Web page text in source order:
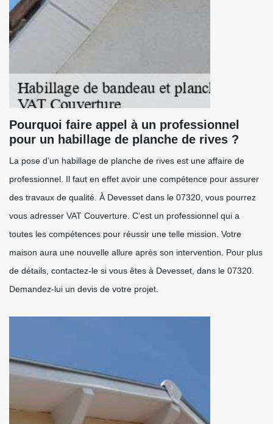
Pourquoi faire appel à un professionnel
pour un habillage de planche de rives ?
La pose d’un habillage de planche de rives est une affaire de
professionnel. Il faut en effet avoir une compétence pour assurer
des travaux de qualité. À Devesset dans le 07320, vous pourrez
vous adresser VAT Couverture. C’est un professionnel qui a
toutes les compétences pour réussir une telle mission. Votre
maison aura une nouvelle allure après son intervention. Pour plus
de détails, contactez-le si vous êtes à Devesset, dans le 07320.
Demandez-lui un devis de votre projet.